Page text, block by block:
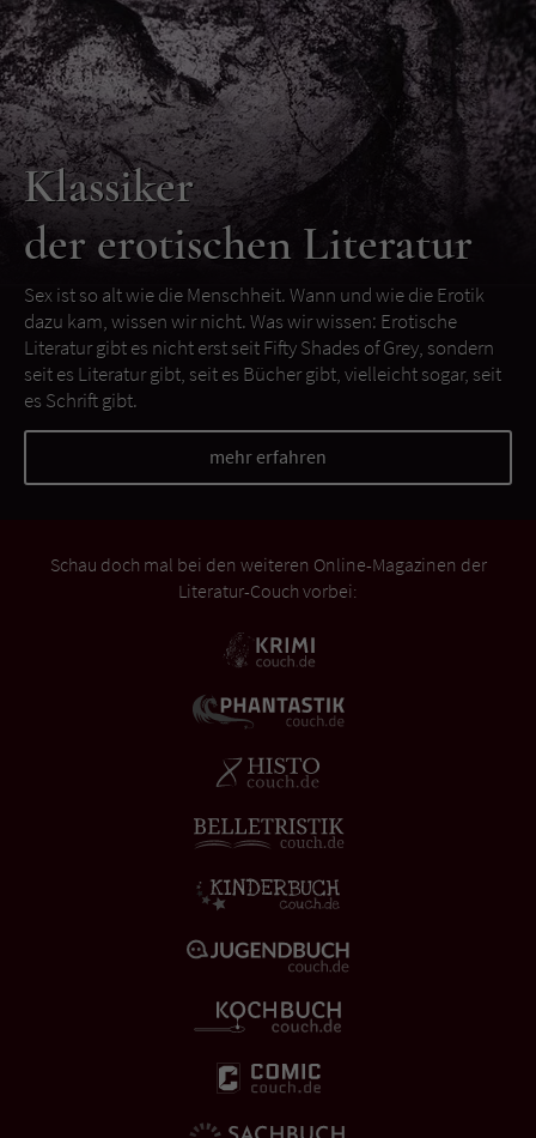
Klassiker
der erotischen Literatur
Sex ist so alt wie die Menschheit. Wann und wie die Erotik
dazu kam, wissen wir nicht. Was wir wissen: Erotische
Literatur gibt es nicht erst seit Fifty Shades of Grey, sondern
seit es Literatur gibt, seit es Bücher gibt, vielleicht sogar, seit
es Schrift gibt.
mehr erfahren
Schau doch mal bei den weiteren Online-Magazinen der
Literatur-Couch vorbei: